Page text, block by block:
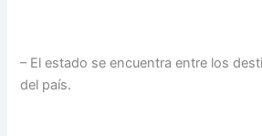
– El estado se encuentra entre los
del país.